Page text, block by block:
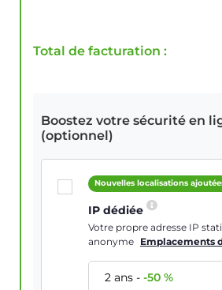
Total de facturation :
Boostez votre sécurité en
(optionnel)
Nouvelles localisations
IP dédiée
Votre propre adresse IP
anonyme Emplacements
2 ans--50 %